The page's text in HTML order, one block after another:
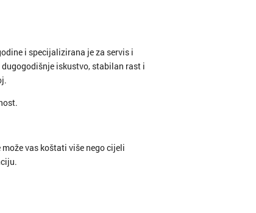
i specijalizirana je za servis i
iskustvo, stabilan rast i
vas koštati više nego cijeli